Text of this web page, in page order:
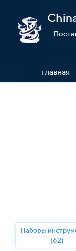
главная
Наборы
(62)